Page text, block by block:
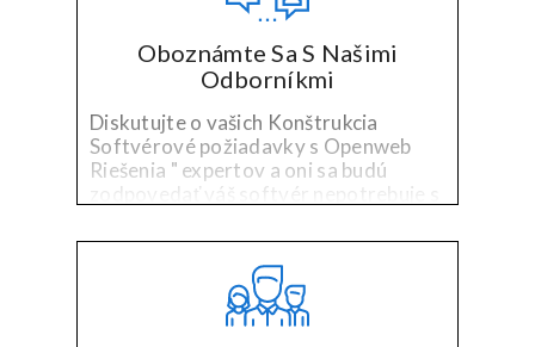
Oboznámte Sa S Našimi
Odborníkmi
Diskutujte o vašich Konštrukcia
Softvérové požiadavky s Openweb
Riešenia " expertov a oni sa budú
zodpovedať váš softvér nepotrebuje s
špecializované technológie a
priemyslu skúsenosti.